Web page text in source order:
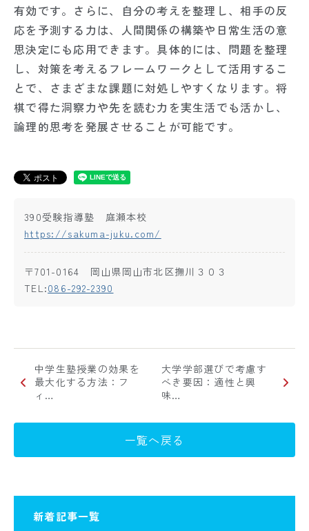
有効です。さらに、自分の考えを整理し、相手の反
応を予測する力は、人間関係の構築や日常生活の意
思決定にも応用できます。具体的には、問題を整理
し、対策を考えるフレームワークとして活用するこ
とで、さまざまな課題に対処しやすくなります。将
棋で得た洞察力や先を読む力を実生活でも活かし、
論理的思考を発展させることが可能です。
390受験指導塾 庭瀬本校
https://sakuma-juku.com/
〒701-0164 岡山県岡山市北区撫川３０３
TEL:086-292-2390
中学生塾授業の効果を
最大化する方法：フ
ィ…
大学学部選びで考慮す
べき要因：適性と興
味…
一覧へ戻る
新着記事一覧